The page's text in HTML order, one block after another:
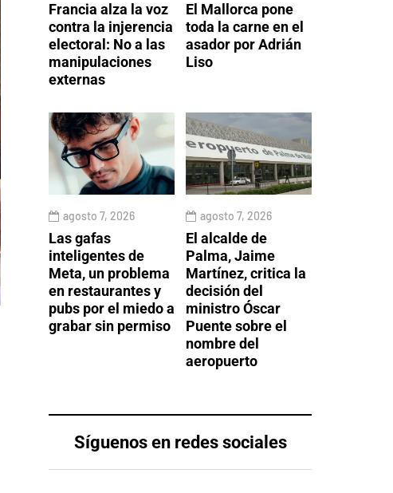
Francia alza la voz
contra la injerencia
electoral: No a las
manipulaciones
externas
El Mallorca pone
toda la carne en el
asador por Adrián
Liso
agosto 7, 2026
Las gafas
inteligentes de
Meta, un problema
en restaurantes y
pubs por el miedo a
grabar sin permiso
agosto 7, 2026
El alcalde de
Palma, Jaime
Martínez, critica la
decisión del
ministro Óscar
Puente sobre el
nombre del
aeropuerto
Síguenos en redes sociales